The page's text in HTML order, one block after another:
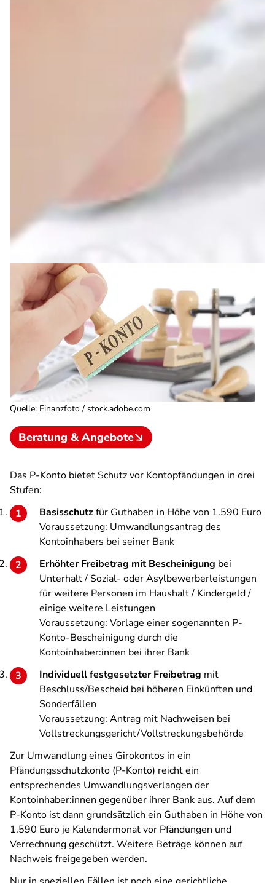
Quelle: Finanzfoto / stock.adobe.com
Beratung & Angebote
Das P-Konto bietet Schutz vor Kontopfändungen in drei
Stufen:
Basisschutzfür Guthaben in Höhe von 1.590 Euro
Voraussetzung: Umwandlungsantrag des
Kontoinhabers bei seiner Bank
Erhöhter Freibetrag mit Bescheinigung bei
Unterhalt / Sozial- oder Asylbewerberleistungen
für weitere Personen im Haushalt / Kindergeld /
einige weitere Leistungen
Voraussetzung: Vorlage einer sogenannten P-
Konto-Bescheinigung durch die
Kontoinhaber:innen bei ihrer Bank
Individuell festgesetzter Freibetrag mit
Beschluss/Bescheid bei höheren Einkünften und
Sonderfällen
Voraussetzung: Antrag mit Nachweisen bei
Vollstreckungsgericht/Vollstreckungsbehörde
Zur Umwandlung eines Girokontos in ein
Pfändungsschutzkonto (P-Konto) reicht ein
entsprechendes Umwandlungsverlangen der
Kontoinhaber:innen gegenüber ihrer Bank aus. Auf dem
P-Konto ist dann grundsätzlich ein Guthaben in Höhe von
1.590 Euro je Kalendermonat vor Pfändungen und
Verrechnung geschützt. Weitere Beträge können auf
Nachweis freigegeben werden.